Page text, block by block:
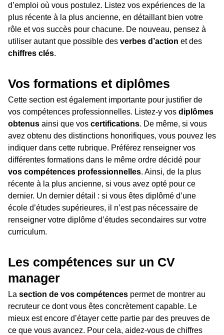
d’emploi où vous postulez. Listez vos expériences de la
plus récente à la plus ancienne, en détaillant bien votre
rôle et vos succès pour chacune. De nouveau, pensez à
utiliser autant que possible des verbes d’action et des
chiffres clés.
Vos formations et diplômes
Cette section est également importante pour justifier de
vos compétences professionnelles. Listez-y vos diplômes
obtenus ainsi que vos certifications. De même, si vous
avez obtenu des distinctions honorifiques, vous pouvez les
indiquer dans cette rubrique. Préférez renseigner vos
différentes formations dans le même ordre décidé pour
vos compétences professionnelles. Ainsi, de la plus
récente à la plus ancienne, si vous avez opté pour ce
dernier. Un dernier détail : si vous êtes diplômé d’une
école d’études supérieures, il n’est pas nécessaire de
renseigner votre diplôme d’études secondaires sur votre
curriculum.
Les compétences sur un CV
manager
La section de vos compétences permet de montrer au
recruteur ce dont vous êtes concrètement capable. Le
mieux est encore d’étayer cette partie par des preuves de
ce que vous avancez. Pour cela, aidez-vous de chiffres